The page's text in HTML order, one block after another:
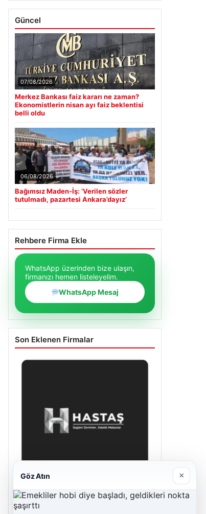
Güncel
07/08/2026
Merkez Bankası faiz kararı ne zaman?
Ekonomistlerin nisan ayı faiz beklentisi
belli oldu
06/08/2026
Bağımsız Maden-İş: ‘Verilen sözler
tutulmadı, pazartesi Ankara’dayız’
Rehbere Firma Ekle
WhatsApp üzerinden bize ulaşın,
firmanızı hemen listeleyelim.
WhatsApp Mesaj
Son Eklenen Firmalar
Enes Kaplan Avukatlık Bürosu
Göz Atın ×